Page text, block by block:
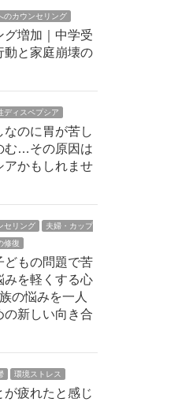
のカウンセリング
グ増加｜中学受
動と家庭崩壊の
ディスペプシア
なのに胃が苦し
む…その原因は
アかもしれませ
セリング
夫婦・カップ
修復
どもの問題で苦
みを軽くする心
の悩みを一人
の新しい向き合
環境ストレス
が疲れたと感じ